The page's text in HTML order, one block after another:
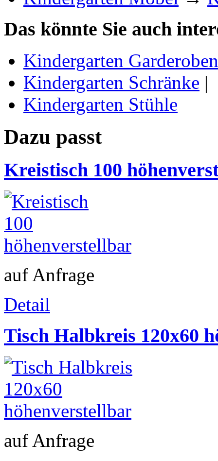
Das könnte Sie auch
Kindergarten Garderoben
Kindergarten Schränke |
Kindergarten Stühle
Dazu passt
Kreistisch 100
auf Anfrage
Detail
Tisch Halbkreis 120x60
auf Anfrage